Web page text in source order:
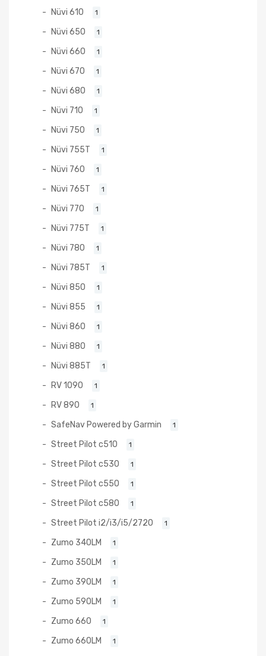
Nüvi 610 1
Nüvi 650 1
Nüvi 660 1
Nüvi 670 1
Nüvi 680 1
Nüvi 710 1
Nüvi 750 1
Nüvi 755T 1
Nüvi 760 1
Nüvi 765T 1
Nüvi 770 1
Nüvi 775T 1
Nüvi 780 1
Nüvi 785T 1
Nüvi 850 1
Nüvi 855 1
Nüvi 860 1
Nüvi 880 1
Nüvi 885T 1
RV 1090 1
RV 890 1
SafeNav Powered by Garmin 1
Street Pilot c510 1
Street Pilot c530 1
Street Pilot c550 1
Street Pilot c580 1
Street Pilot i2/i3/i5/2720 1
Zumo 340LM 1
Zumo 350LM 1
Zumo 390LM 1
Zumo 590LM 1
Zumo 660 1
Zumo 660LM 1